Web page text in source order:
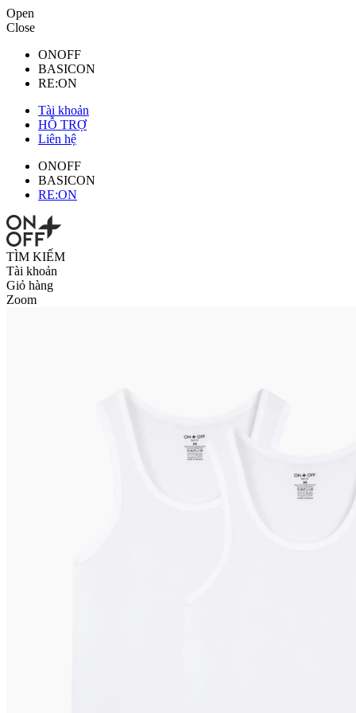
Open
Close
ONOFF
BASICON
RE:ON
Tài khoản
HỖ TRỢ
Liên hệ
ONOFF
BASICON
RE:ON
TÌM KIẾM
Tài khoản
Giỏ hàng
Zoom